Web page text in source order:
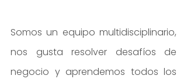
Somos un equipo multidisciplinario,
nos gusta resolver desafíos de
negocio y aprendemos todos los